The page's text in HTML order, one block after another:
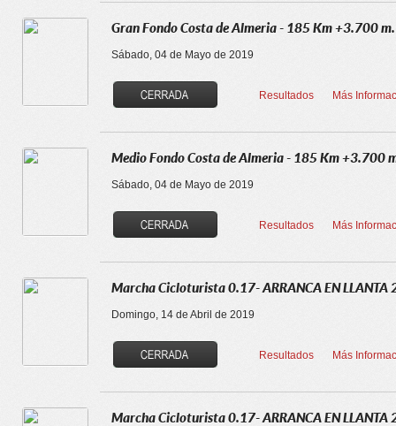
Gran Fondo Costa de Almeria - 185 Km +3.700 m.
Sábado, 04 de Mayo de 2019
Resultados Más
Medio Fondo Costa de Almeria - 185 Km +3.700
Sábado, 04 de Mayo de 2019
Resultados Más
Marcha Cicloturista 0.17- ARRANCA EN LLANTA
Domingo, 14 de Abril de 2019
Resultados Más
Marcha Cicloturista 0.17- ARRANCA EN LLANTA